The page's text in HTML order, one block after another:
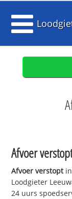
Afvoer
Afvoer verstoptin
Loodgieter
24 uurs